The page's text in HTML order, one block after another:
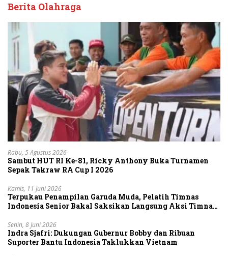
Berita Olahraga
Rabu, 5 Agustus 2026
Sambut HUT RI Ke-81, Ricky Anthony Buka Turnamen
Sepak Takraw RA Cup I 2026
Kamis, 11 Juni 2026
Terpukau Penampilan Garuda Muda, Pelatih Timnas
Indonesia Senior Bakal Saksikan Langsung Aksi Timnas
Senin, 8 Juni 2026
Indra Sjafri: Dukungan Gubernur Bobby dan Ribuan
Suporter Bantu Indonesia Taklukkan Vietnam